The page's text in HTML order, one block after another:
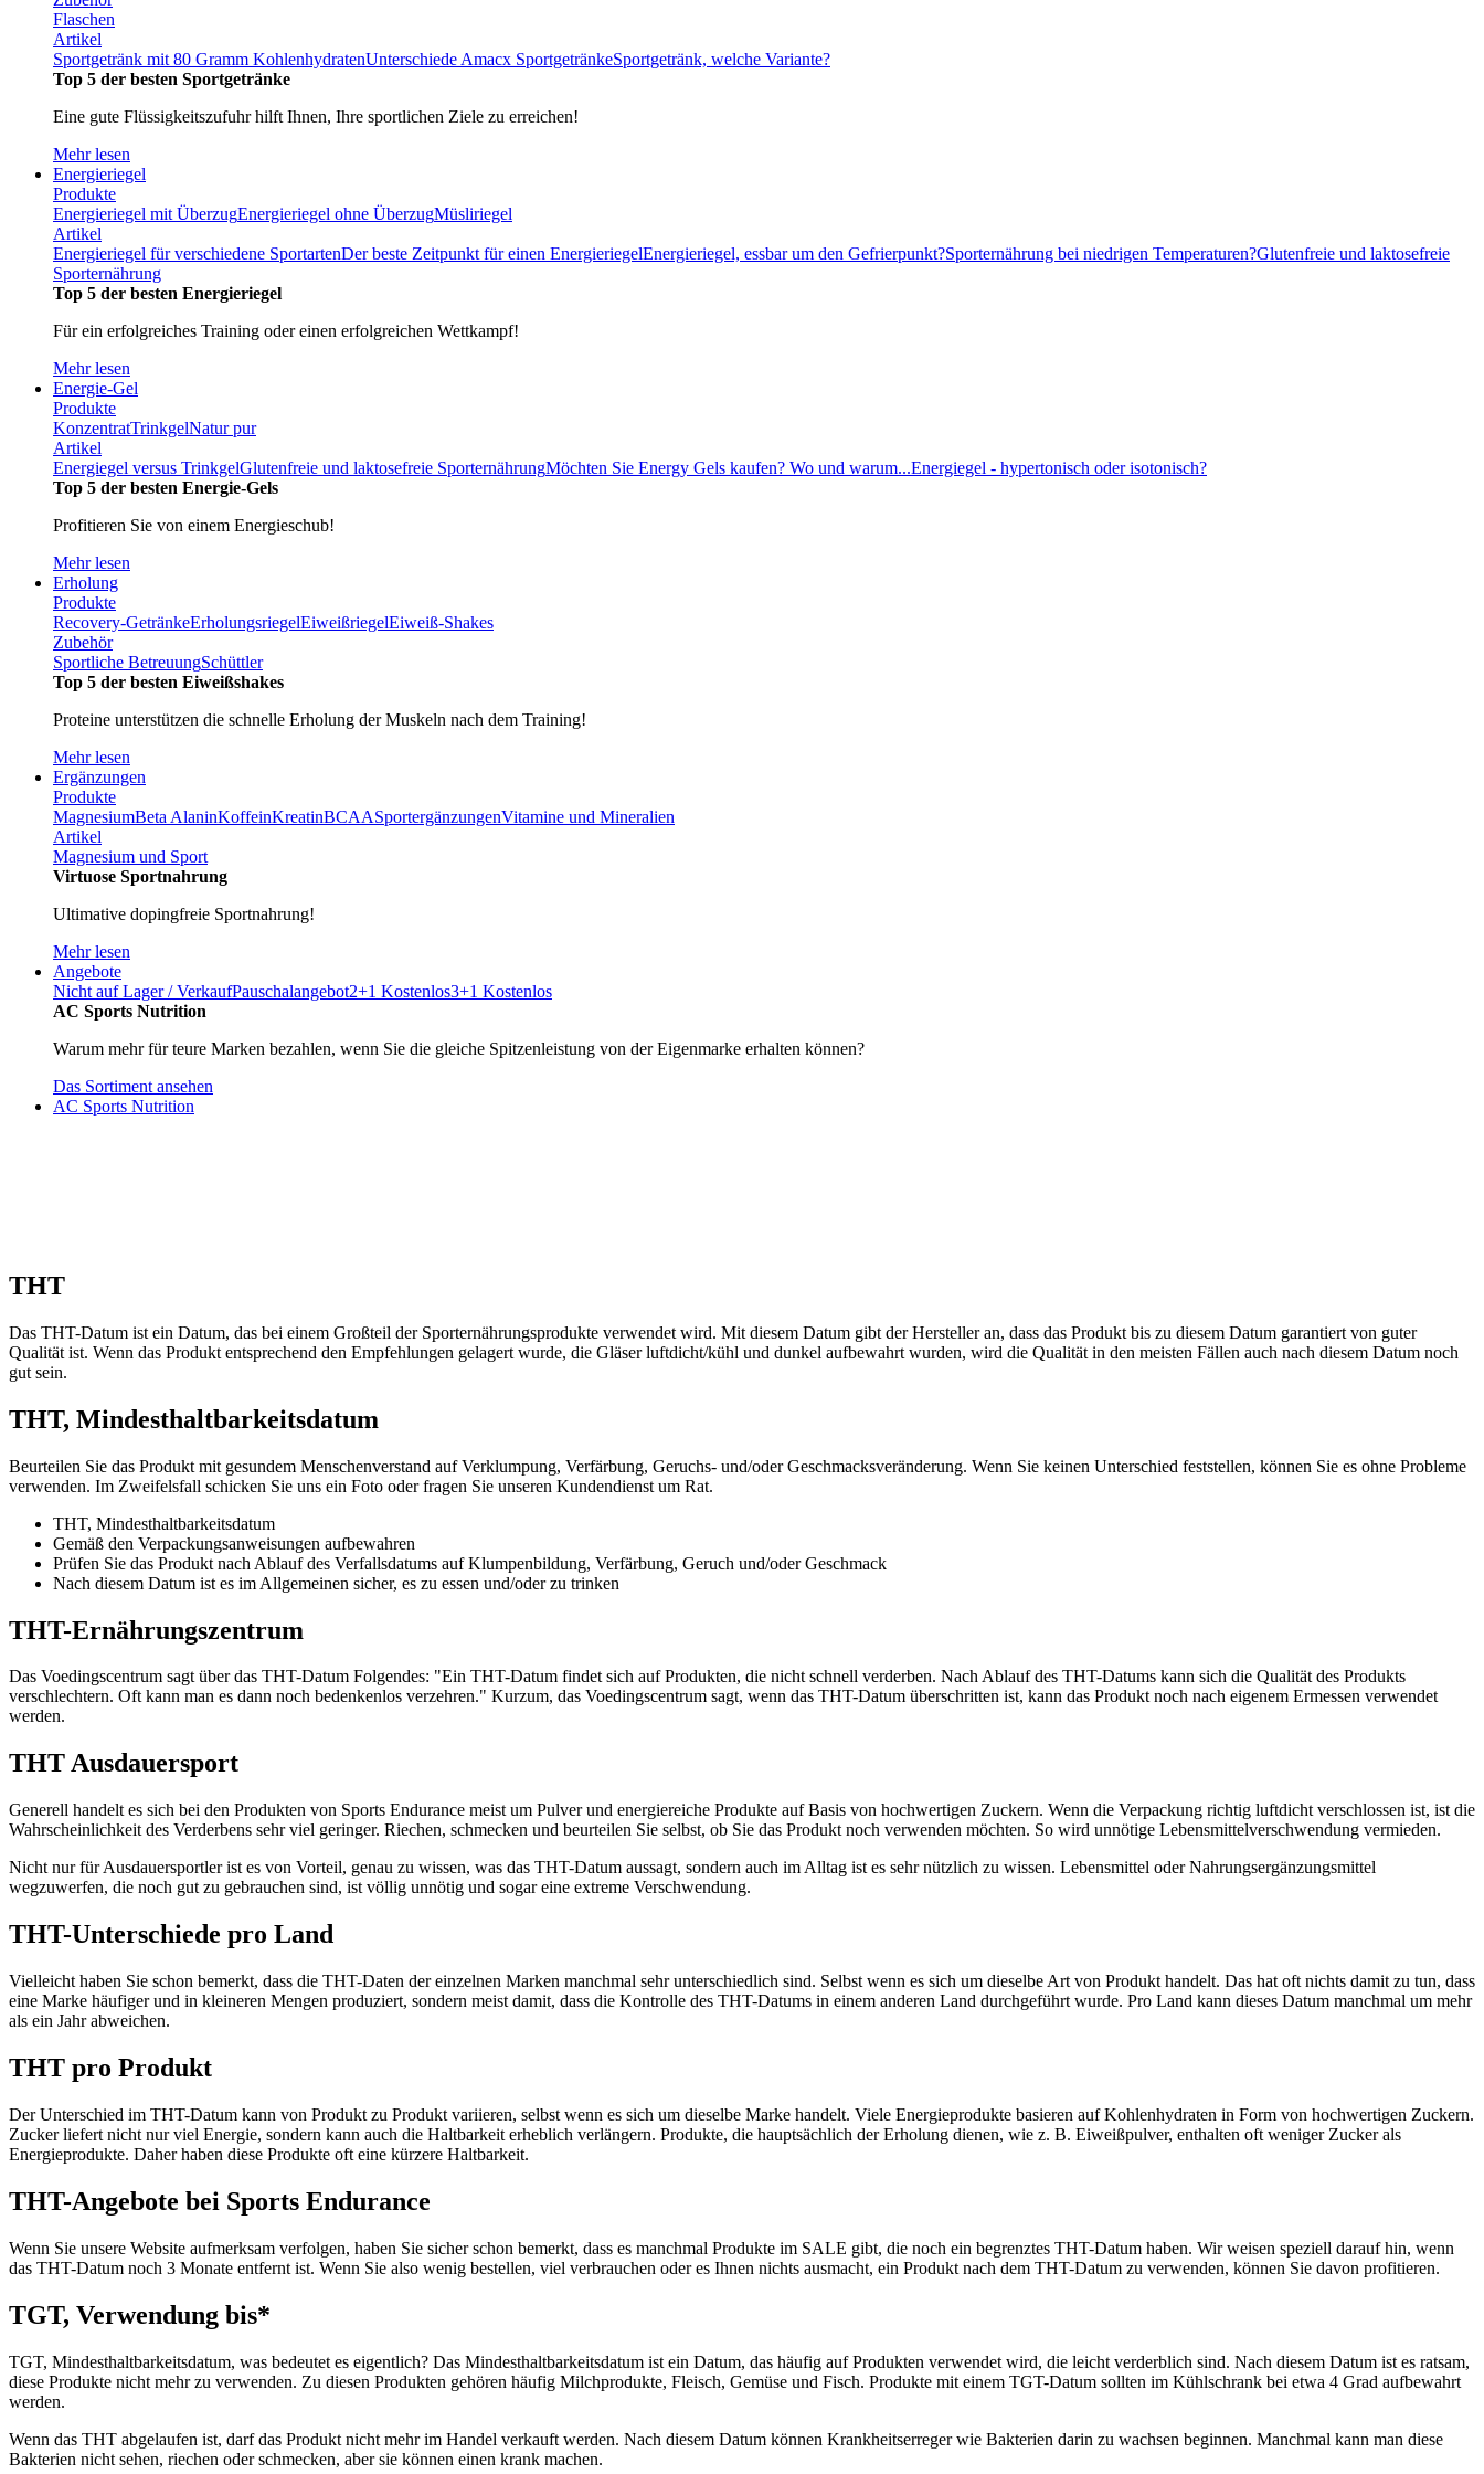
Flaschen
Artikel
Sportgetränk mit 80 Gramm KohlenhydratenUnterschiede Amacx SportgetränkeSportgetränk, welche Variante?
Top 5 der besten Sportgetränke
Eine gute Flüssigkeitszufuhr hilft Ihnen, Ihre sportlichen Ziele zu erreichen!
Mehr lesen
Energieriegel
Produkte
Energieriegel mit ÜberzugEnergieriegel ohne ÜberzugMüsliriegel
Artikel
Energieriegel für verschiedene SportartenDer beste Zeitpunkt für einen EnergieriegelEnergieriegel, essbar um den Gefrierpunkt?Sporternährung bei niedrigen Temperaturen?Glutenfreie und laktosefreie
Sporternährung
Top 5 der besten Energieriegel
Für ein erfolgreiches Training oder einen erfolgreichen Wettkampf!
Mehr lesen
Energie-Gel
Produkte
KonzentratTrinkgelNatur pur
Artikel
Energiegel versus TrinkgelGlutenfreie und laktosefreie SporternährungMöchten Sie Energy Gels kaufen? Wo und warum...Energiegel - hypertonisch oder isotonisch?
Top 5 der besten Energie-Gels
Profitieren Sie von einem Energieschub!
Mehr lesen
Erholung
Produkte
Recovery-GetränkeErholungsriegelEiweißriegelEiweiß-Shakes
Zubehör
Sportliche BetreuungSchüttler
Top 5 der besten Eiweißshakes
Proteine unterstützen die schnelle Erholung der Muskeln nach dem Training!
Mehr lesen
Ergänzungen
Produkte
MagnesiumBeta AlaninKoffeinKreatinBCAASportergänzungenVitamine und Mineralien
Artikel
Magnesium und Sport
Virtuose Sportnahrung
Ultimative dopingfreie Sportnahrung!
Mehr lesen
Angebote
Nicht auf Lager / VerkaufPauschalangebot2+1 Kostenlos3+1 Kostenlos
AC Sports Nutrition
Warum mehr für teure Marken bezahlen, wenn Sie die gleiche Spitzenleistung von der Eigenmarke erhalten können?
Das Sortiment ansehen
AC Sports Nutrition
THT
Das THT-Datum ist ein Datum, das bei einem Großteil der Sporternährungsprodukte verwendet wird. Mit diesem Datum gibt der Hersteller an, dass das Produkt bis zu diesem Datum garantiert von guter
Qualität ist. Wenn das Produkt entsprechend den Empfehlungen gelagert wurde, die Gläser luftdicht/kühl und dunkel aufbewahrt wurden, wird die Qualität in den meisten Fällen auch nach diesem Datum noch
gut sein.
THT, Mindesthaltbarkeitsdatum
Beurteilen Sie das Produkt mit gesundem Menschenverstand auf Verklumpung, Verfärbung, Geruchs- und/oder Geschmacksveränderung. Wenn Sie keinen Unterschied feststellen, können Sie es ohne Probleme
verwenden. Im Zweifelsfall schicken Sie uns ein Foto oder fragen Sie unseren Kundendienst um Rat.
THT, Mindesthaltbarkeitsdatum
Gemäß den Verpackungsanweisungen aufbewahren
Prüfen Sie das Produkt nach Ablauf des Verfallsdatums auf Klumpenbildung, Verfärbung, Geruch und/oder Geschmack
Nach diesem Datum ist es im Allgemeinen sicher, es zu essen und/oder zu trinken
THT-Ernährungszentrum
Das Voedingscentrum sagt über das THT-Datum Folgendes: "Ein THT-Datum findet sich auf Produkten, die nicht schnell verderben. Nach Ablauf des THT-Datums kann sich die Qualität des Produkts
verschlechtern. Oft kann man es dann noch bedenkenlos verzehren." Kurzum, das Voedingscentrum sagt, wenn das THT-Datum überschritten ist, kann das Produkt noch nach eigenem Ermessen verwendet
werden.
THT Ausdauersport
Generell handelt es sich bei den Produkten von Sports Endurance meist um Pulver und energiereiche Produkte auf Basis von hochwertigen Zuckern. Wenn die Verpackung richtig luftdicht verschlossen ist, ist die
Wahrscheinlichkeit des Verderbens sehr viel geringer. Riechen, schmecken und beurteilen Sie selbst, ob Sie das Produkt noch verwenden möchten. So wird unnötige Lebensmittelverschwendung vermieden.
Nicht nur für Ausdauersportler ist es von Vorteil, genau zu wissen, was das THT-Datum aussagt, sondern auch im Alltag ist es sehr nützlich zu wissen. Lebensmittel oder Nahrungsergänzungsmittel
wegzuwerfen, die noch gut zu gebrauchen sind, ist völlig unnötig und sogar eine extreme Verschwendung.
THT-Unterschiede pro Land
Vielleicht haben Sie schon bemerkt, dass die THT-Daten der einzelnen Marken manchmal sehr unterschiedlich sind. Selbst wenn es sich um dieselbe Art von Produkt handelt. Das hat oft nichts damit zu tun, dass
eine Marke häufiger und in kleineren Mengen produziert, sondern meist damit, dass die Kontrolle des THT-Datums in einem anderen Land durchgeführt wurde. Pro Land kann dieses Datum manchmal um mehr
als ein Jahr abweichen.
THT pro Produkt
Der Unterschied im THT-Datum kann von Produkt zu Produkt variieren, selbst wenn es sich um dieselbe Marke handelt. Viele Energieprodukte basieren auf Kohlenhydraten in Form von hochwertigen Zuckern.
Zucker liefert nicht nur viel Energie, sondern kann auch die Haltbarkeit erheblich verlängern. Produkte, die hauptsächlich der Erholung dienen, wie z. B. Eiweißpulver, enthalten oft weniger Zucker als
Energieprodukte. Daher haben diese Produkte oft eine kürzere Haltbarkeit.
THT-Angebote bei Sports Endurance
Wenn Sie unsere Website aufmerksam verfolgen, haben Sie sicher schon bemerkt, dass es manchmal Produkte im SALE gibt, die noch ein begrenztes THT-Datum haben. Wir weisen speziell darauf hin, wenn
das THT-Datum noch 3 Monate entfernt ist. Wenn Sie also wenig bestellen, viel verbrauchen oder es Ihnen nichts ausmacht, ein Produkt nach dem THT-Datum zu verwenden, können Sie davon profitieren.
TGT, Verwendung bis*
TGT, Mindesthaltbarkeitsdatum, was bedeutet es eigentlich? Das Mindesthaltbarkeitsdatum ist ein Datum, das häufig auf Produkten verwendet wird, die leicht verderblich sind. Nach diesem Datum ist es ratsam,
diese Produkte nicht mehr zu verwenden. Zu diesen Produkten gehören häufig Milchprodukte, Fleisch, Gemüse und Fisch. Produkte mit einem TGT-Datum sollten im Kühlschrank bei etwa 4 Grad aufbewahrt
werden.
Wenn das THT abgelaufen ist, darf das Produkt nicht mehr im Handel verkauft werden. Nach diesem Datum können Krankheitserreger wie Bakterien darin zu wachsen beginnen. Manchmal kann man diese
Bakterien nicht sehen, riechen oder schmecken, aber sie können einen krank machen.